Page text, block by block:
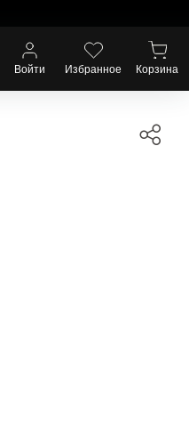
Избранное Корзина
Войти